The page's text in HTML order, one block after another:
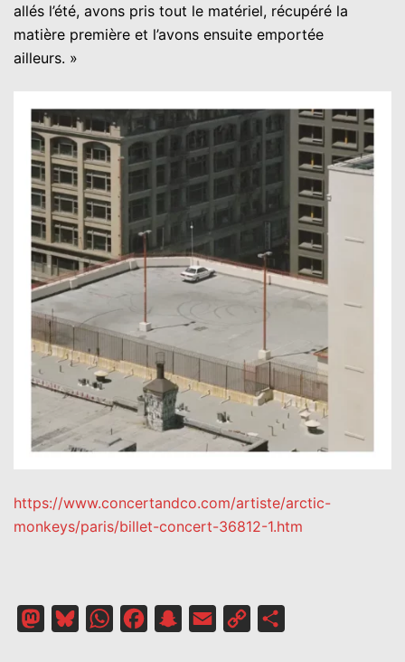
allés l’été, avons pris tout le matériel, récupéré la
matière première et l’avons ensuite emportée
ailleurs. »
https://www.concertandco.com/artiste/arctic-
monkeys/paris/billet-concert-36812-1.htm
MastodonBlueskyWhatsAppFacebookSnapchat
Email
Copy